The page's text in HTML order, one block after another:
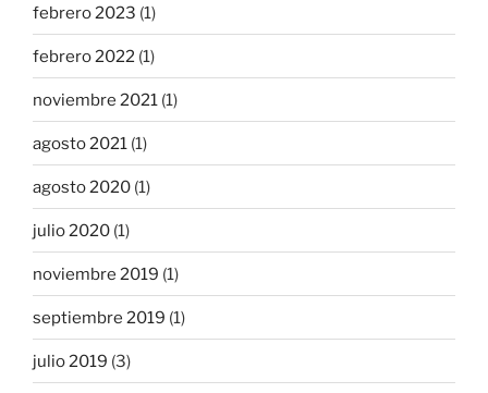
febrero 2023 (1)
febrero 2022 (1)
noviembre 2021 (1)
agosto 2021 (1)
agosto 2020 (1)
julio 2020 (1)
noviembre 2019 (1)
septiembre 2019 (1)
julio 2019 (3)